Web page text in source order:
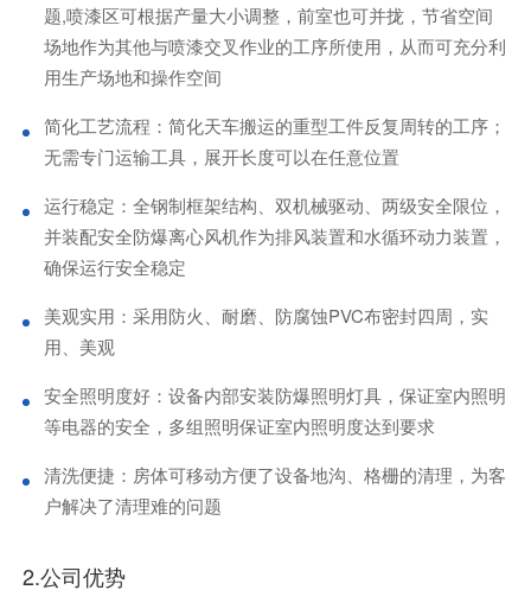
题,喷漆区可根据产量大小调整，前室也可并拢，节省空间
场地作为其他与喷漆交叉作业的工序所使用，从而可充分利
用生产场地和操作空间
简化工艺流程：简化天车搬运的重型工件反复周转的工序；
无需专门运输工具，展开长度可以在任意位置
运行稳定：全钢制框架结构、双机械驱动、两级安全限位，
并装配安全防爆离心风机作为排风装置和水循环动力装置，
确保运行安全稳定
美观实用：采用防火、耐磨、防腐蚀PVC布密封四周，实
用、美观
安全照明度好：设备内部安装防爆照明灯具，保证室内照明
等电器的安全，多组照明保证室内照明度达到要求
清洗便捷：房体可移动方便了设备地沟、格栅的清理，为客
户解决了清理难的问题
2.公司优势